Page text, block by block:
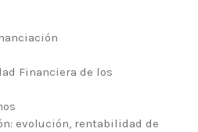
Financiera de los
evolución, rentabilidad de